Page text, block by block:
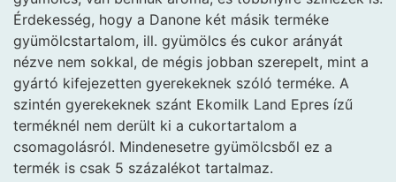
Érdekesség, hogy a Danone két másik terméke
gyümölcstartalom, ill. gyümölcs és cukor arányát
nézve nem sokkal, de mégis jobban szerepelt, mint a
gyártó kifejezetten gyerekeknek szóló terméke. A
szintén gyerekeknek szánt Ekomilk Land Epres ízű
terméknél nem derült ki a cukortartalom a
csomagolásról. Mindenesetre gyümölcsből ez a
termék is csak 5 százalékot tartalmaz.